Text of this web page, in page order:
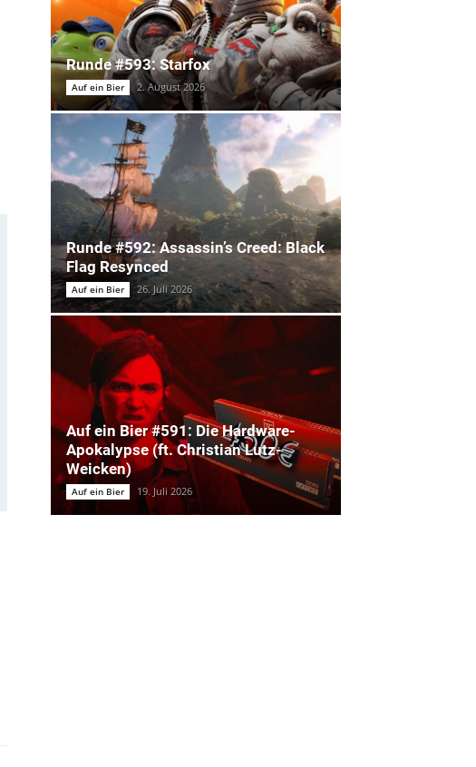
Runde #593: Starfox
Auf ein Bier 2. August 2026
Runde #592: Assassin’s Creed: Black
Flag Resynced
Auf ein Bier 26. Juli 2026
Auf ein Bier #591: Die Hardware-
Apokalypse (ft. Christian Lutz-
Weicken)
Auf ein Bier 19. Juli 2026